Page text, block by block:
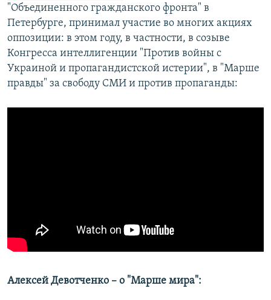
"Объединенного гражданского фронта" в
Петербурге, принимал участие во многих акциях
оппозиции: в этом году, в частности, в созыве
Конгресса интеллигенции "Против войны с
Украиной и пропагандистской истерии", в "Марше
правды" за свободу СМИ и против пропаганды:
Алексей Девотченко – о "Марше мира":